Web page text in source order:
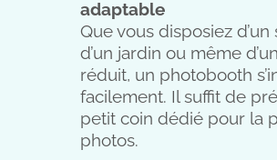
adaptable
Que vous disposiez d’un
d’un jardin ou même
réduit, un photobooth
facilement. Il suffit de
petit coin dédié pour la
photos.